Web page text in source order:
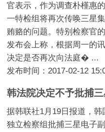
官表示，作为调查朴槿惠
一特检组将再次传唤三星
贿赂的问题。特别检察官
发布会上称，根据周一的
决定是否再次向法庭� ...
发布时间：2017-02-12
韩法院决定不予批捕
据韩联社1月19日报道，
独立检察组批捕三星电子